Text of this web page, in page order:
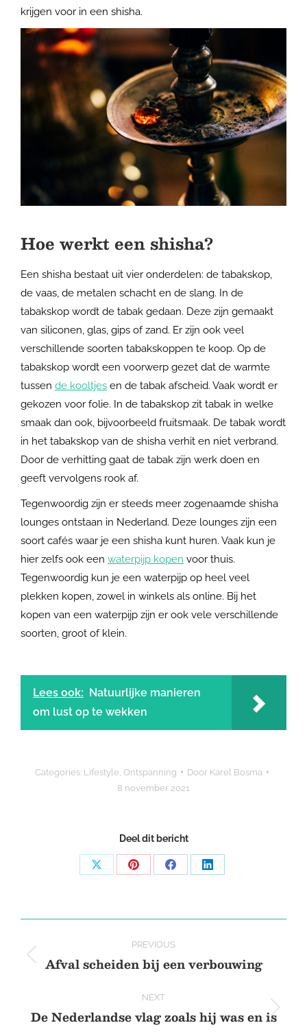
krijgen voor in een shisha.
Hoe werkt een shisha?
Een shisha bestaat uit vier onderdelen: de tabakskop,
de vaas, de metalen schacht en de slang. In de
tabakskop wordt de tabak gedaan. Deze zijn gemaakt
van siliconen, glas, gips of zand. Er zijn ook veel
verschillende soorten tabakskoppen te koop. Op de
tabakskop wordt een voorwerp gezet dat de warmte
tussen de kooltjes en de tabak afscheid. Vaak wordt er
gekozen voor folie. In de tabakskop zit tabak in welke
smaak dan ook, bijvoorbeeld fruitsmaak. De tabak wordt
in het tabakskop van de shisha verhit en niet verbrand.
Door de verhitting gaat de tabak zijn werk doen en
geeft vervolgens rook af.
Tegenwoordig zijn er steeds meer zogenaamde shisha
lounges ontstaan in Nederland. Deze lounges zijn een
soort cafés waar je een shisha kunt huren. Vaak kun je
hier zelfs ook een waterpijp kopen voor thuis.
Tegenwoordig kun je een waterpijp op heel veel
plekken kopen, zowel in winkels als online. Bij het
kopen van een waterpijp zijn er ook vele verschillende
soorten, groot of klein.
Lees ook: Natuurlijke manieren
om lust op te wekken
Categories: Lifestyle Ontspanning Door Karel Bosma
8 november 2021
Deel dit bericht
Share Share Share Share
navigation
PREVIOUS
Previous
Afval scheiden bij een verbouwing
NEXT
Next
De Nederlandse vlag zoals hij was en is